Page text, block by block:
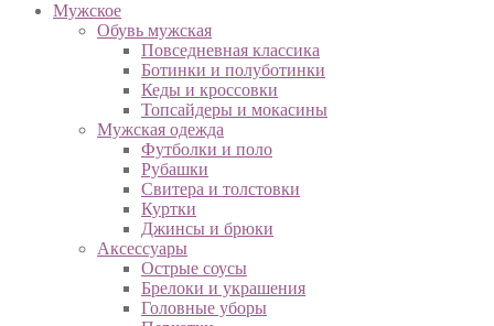
Мужское
Обувь мужская
Повседневная классика
Ботинки и полуботинки
Кеды и кроссовки
Топсайдеры и мокасины
Мужская одежда
Футболки и поло
Рубашки
Свитера и толстовки
Куртки
Джинсы и брюки
Аксессуары
Острые соусы
Брелоки и украшения
Головные уборы